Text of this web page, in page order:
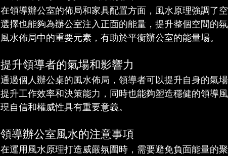
在領導辦公室的佈局和家具配置方面，風水原理強調了
選擇也能夠為辦公室注入正面的能量，提升整個空間的
風水佈局中的重要元素，有助於平衡辦公室的能量場。
提升領導者的氣場和影響力
通過個人辦公桌的風水佈局，領導者可以提升自身的氣
提升工作效率和決策能力，同時也能夠塑造穩健的領導
現自信和權威性具有重要意義。
領導辦公室風水的注意事項
在運用風水原理打造威嚴氛圍時，需要避免負面能量的